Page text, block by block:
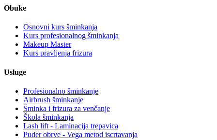
Obuke
Osnovni kurs šminkanja
Kurs profesionalnog šminkanja
Makeup Master
Kurs pravljenja frizura
Usluge
Profesionalno šminkanje
Airbrush šminkanje
Šminka i frizura za venčanje
Škola šminkanja
Lash lift - Laminacija trepavica
Puder obrve - Vega metod iscrtavanja